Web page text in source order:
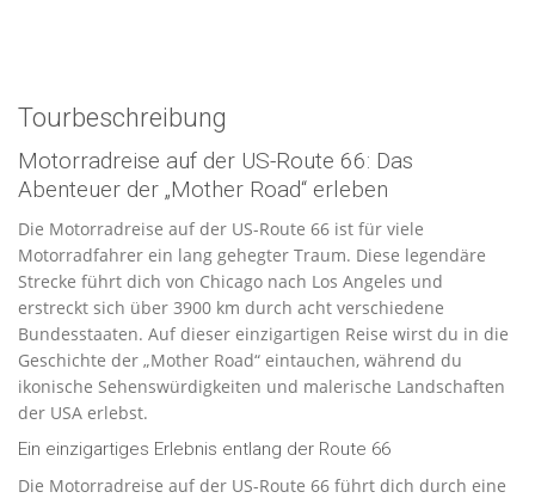
Tourbeschreibung
Motorradreise auf der US-Route 66: Das
Abenteuer der „Mother Road“ erleben
Die Motorradreise auf der US-Route 66 ist für viele
Motorradfahrer ein lang gehegter Traum. Diese legendäre
Strecke führt dich von Chicago nach Los Angeles und
erstreckt sich über 3900 km durch acht verschiedene
Bundesstaaten. Auf dieser einzigartigen Reise wirst du in die
Geschichte der „Mother Road“ eintauchen, während du
ikonische Sehenswürdigkeiten und malerische Landschaften
der USA erlebst.
Ein einzigartiges Erlebnis entlang der Route 66
Die Motorradreise auf der US-Route 66 führt dich durch eine